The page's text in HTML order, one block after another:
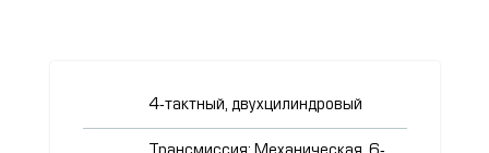
4-тактный, двухцилиндровый